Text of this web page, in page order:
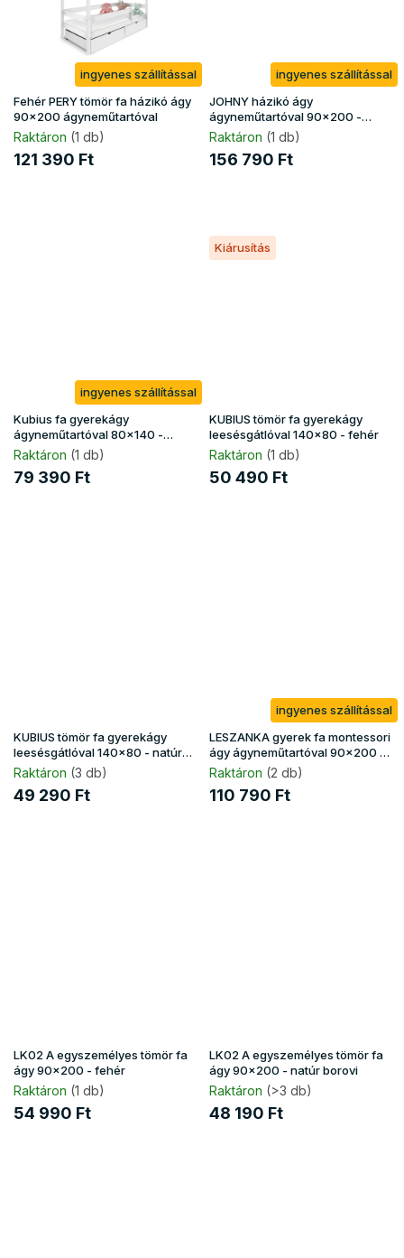
ingyenes szállítással
Fehér PERY tömör fa házikó ágy
90x200 ágyneműtartóval
Raktáron (1 db)
121 390 Ft
ingyenes szállítással
JOHNY házikó ágy
ágyneműtartóval 90x200 -
fehér
Raktáron (1 db)
156 790 Ft
ingyenes szállítással
Kubius fa gyerekágy
ágyneműtartóval 80x140 -
fehér
Raktáron (1 db)
79 390 Ft
Kiárusítás
KUBIUS tömör fa gyerekágy
leesésgátlóval 140x80 - fehér
Raktáron (1 db)
50 490 Ft
KUBIUS tömör fa gyerekágy
leesésgátlóval 140x80 - natúr
borovi
Raktáron (3 db)
49 290 Ft
ingyenes szállítással
LESZANKA gyerek fa montessori
ágy ágyneműtartóval 90x200 -
fehér
Raktáron (2 db)
110 790 Ft
LK02 A egyszemélyes tömör fa
ágy 90x200 - fehér
Raktáron (1 db)
54 990 Ft
LK02 A egyszemélyes tömör fa
ágy 90x200 - natúr borovi
Raktáron (>3 db)
48 190 Ft